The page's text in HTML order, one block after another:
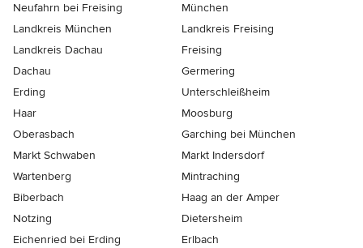
Neufahrn bei Freising
München
Landkreis München
Landkreis Freising
Landkreis Dachau
Freising
Dachau
Germering
Erding
Unterschleißheim
Haar
Moosburg
Oberasbach
Garching bei München
Markt Schwaben
Markt Indersdorf
Wartenberg
Mintraching
Biberbach
Haag an der Amper
Notzing
Dietersheim
Eichenried bei Erding
Erlbach